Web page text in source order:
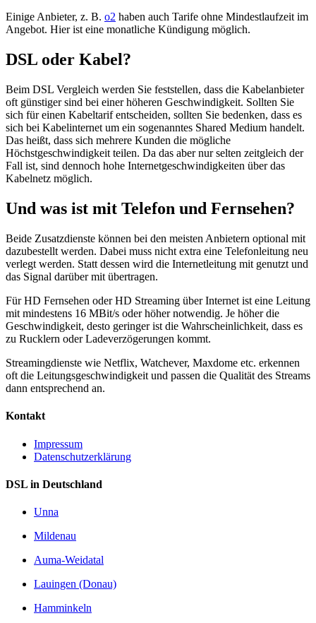
Einige Anbieter, z. B. o2 haben auch Tarife ohne Mindestlaufzeit im
Angebot. Hier ist eine monatliche Kündigung möglich.
DSL oder Kabel?
Beim DSL Vergleich werden Sie feststellen, dass die Kabelanbieter
oft günstiger sind bei einer höheren Geschwindigkeit. Sollten Sie
sich für einen Kabeltarif entscheiden, sollten Sie bedenken, dass es
sich bei Kabelinternet um ein sogenanntes Shared Medium handelt.
Das heißt, dass sich mehrere Kunden die mögliche
Höchstgeschwindigkeit teilen. Da das aber nur selten zeitgleich der
Fall ist, sind dennoch hohe Internetgeschwindigkeiten über das
Kabelnetz möglich.
Und was ist mit Telefon und Fernsehen?
Beide Zusatzdienste können bei den meisten Anbietern optional mit
dazubestellt werden. Dabei muss nicht extra eine Telefonleitung neu
verlegt werden. Statt dessen wird die Internetleitung mit genutzt und
das Signal darüber mit übertragen.
Für HD Fernsehen oder HD Streaming über Internet ist eine Leitung
mit mindestens 16 MBit/s oder höher notwendig. Je höher die
Geschwindigkeit, desto geringer ist die Wahrscheinlichkeit, dass es
zu Rucklern oder Ladeverzögerungen kommt.
Streamingdienste wie Netflix, Watchever, Maxdome etc. erkennen
oft die Leitungsgeschwindigkeit und passen die Qualität des Streams
dann entsprechend an.
Kontakt
Impressum
Datenschutzerklärung
DSL in Deutschland
Unna
Mildenau
Auma-Weidatal
Lauingen (Donau)
Hamminkeln